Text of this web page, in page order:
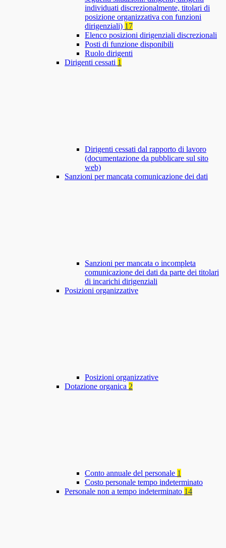
individuati discrezionalmente, titolari di
posizione organizzativa con funzioni
dirigenziali) 17
Elenco posizioni dirigenziali discrezionali
Posti di funzione disponibili
Ruolo dirigenti
Dirigenti cessati 1
Dirigenti cessati dal rapporto di lavoro
(documentazione da pubblicare sul sito
web)
Sanzioni per mancata comunicazione dei dati
Sanzioni per mancata o incompleta
comunicazione dei dati da parte dei titolari
di incarichi dirigenziali
Posizioni organizzative
Posizioni organizzative
Dotazione organica 2
Conto annuale del personale 1
Costo personale tempo indeterminato
Personale non a tempo indeterminato 14